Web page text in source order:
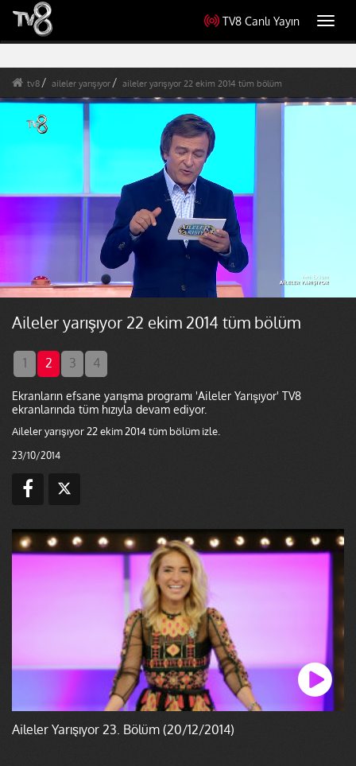
TV8 Canlı Yayın
tv8 aileler yarışıyor aileler yarışıyor 22 ekim 2014 tüm bölüm
Aileler yarışıyor 22 ekim 2014 tüm bölüm
1 2 3 4
Ekranların efsane yarışma programı 'Aileler Yarışıyor' TV8
ekranlarında tüm hızıyla devam ediyor.
Aileler yarışıyor 22 ekim 2014 tüm bölüm izle.
23/10/2014
Aileler Yarışıyor 23. Bölüm (20/12/2014)